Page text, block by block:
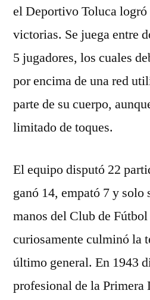
el Deportivo Toluca logró
victorias. Se juega entre
5 jugadores, los cuales
por encima de una red
parte de su cuerpo,
limitado de toques.
El equipo disputó 22
ganó 14, empató 7 y solo
manos del Club de
curiosamente culminó la
último general. En 1943
profesional de la